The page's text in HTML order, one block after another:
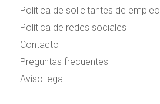
Política de solicitantes de empleo
Política de redes sociales
Contacto
Preguntas frecuentes
Aviso legal